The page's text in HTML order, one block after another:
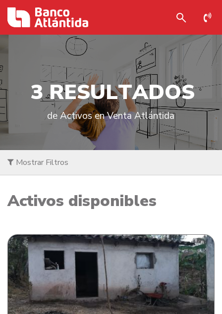
3 RESULTADOS
de Activos en Venta Atlántida
Mostrar Filtros
Activos disponibles
Lote de terreno en Aldea San Jeronimo